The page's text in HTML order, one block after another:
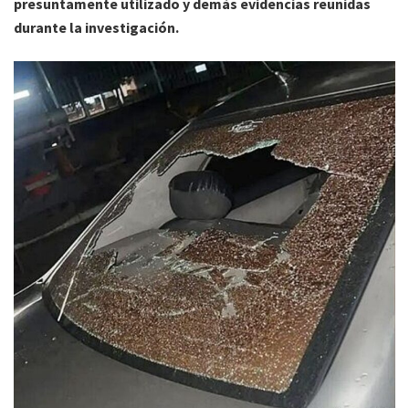
durante la investigación.